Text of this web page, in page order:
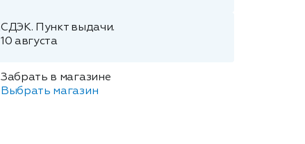
СДЭК. Пункт выдачи.
10 августа
Забрать в магазине
Выбрать магазин